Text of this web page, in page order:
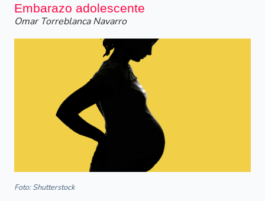
Embarazo adolescente
Omar Torreblanca Navarro
Foto: Shutterstock